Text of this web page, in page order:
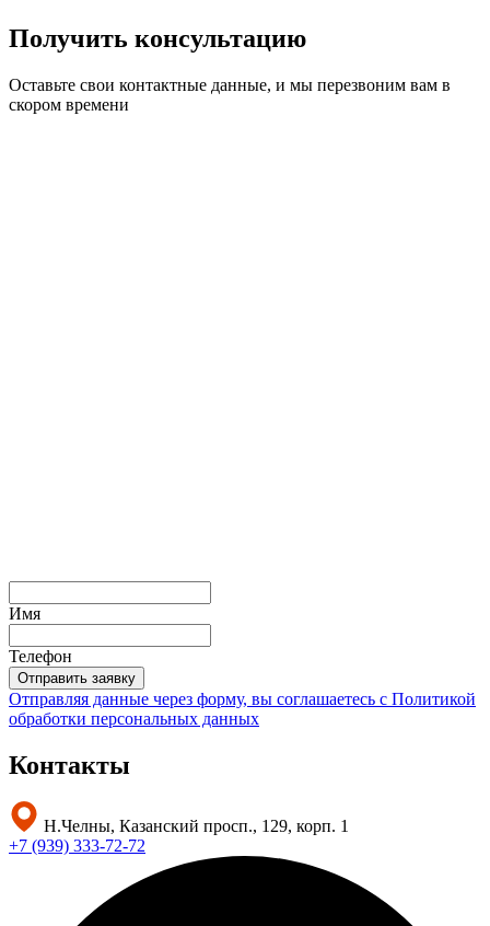
Получить консультацию
Оставьте свои контактные данные, и мы перезвоним вам в
скором времени
Имя
Телефон
Отправить заявку
Отправляя данные через форму, вы соглашаетесь с Политикой
обработки персональных данных
Контакты
Н.Челны, Казанский просп., 129, корп. 1
+7 (939) 333-72-72